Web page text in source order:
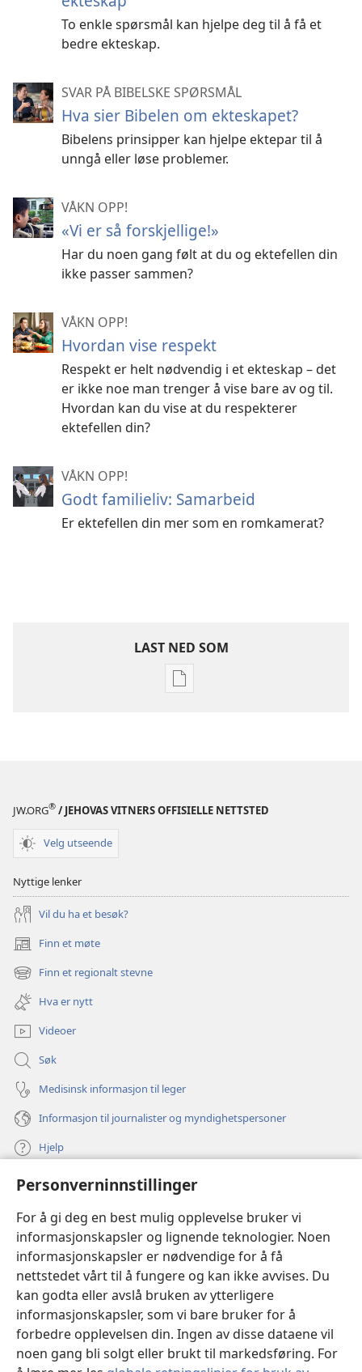
Personverninnstillinger
For å gi deg en best mulig opplevelse bruker vi
informasjonskapsler og lignende teknologier. Noen
informasjonskapsler er nødvendige for å få
nettstedet vårt til å fungere og kan ikke avvises. Du
kan godta eller avslå bruken av ytterligere
informasjonskapsler, som vi bare bruker for å
forbedre opplevelsen din. Ingen av disse dataene vil
noen gang bli solgt eller brukt til markedsføring. For
To enkle spørsmål kan hjelpe deg til å få et
bedre ekteskap.
SVAR PÅ BIBELSKE SPØRSMÅL
Hva sier Bibelen om ekteskapet?
Bibelens prinsipper kan hjelpe ektepar til å
unngå eller løse problemer.
VÅKN OPP!
«Vi er så forskjellige!»
Har du noen gang følt at du og ektefellen din
ikke passer sammen?
VÅKN OPP!
Hvordan vise respekt
Respekt er helt nødvendig i et ekteskap – det
er ikke noe man trenger å vise bare av og til.
Hvordan kan du vise at du respekterer
ektefellen din?
VÅKN OPP!
Godt familieliv: Samarbeid
Er ektefellen din mer som en romkamerat?
LAST NED SOM
Nedlastingsalternativer
JW.ORG® / JEHOVAS VITNERS OFFISIELLE NETTSTED
Velg utseende
Nyttige lenker
Vil du ha et besøk?
Finn et møte
(åpner
nytt
vindu)
Finn et regionalt stevne
(åpner
nytt
vindu)
Hva er nytt
Videoer
Søk
Medisinsk informasjon til leger
Informasjon til journalister og myndighetspersoner
Hjelp
Bidrag
(åpner
nytt
vindu)Watchtower ONLINE LIBRARY™
(åpner
nytt
vindu) JW Hub
(åpner
nytt
vindu)JW Library ®
Watchtower Library